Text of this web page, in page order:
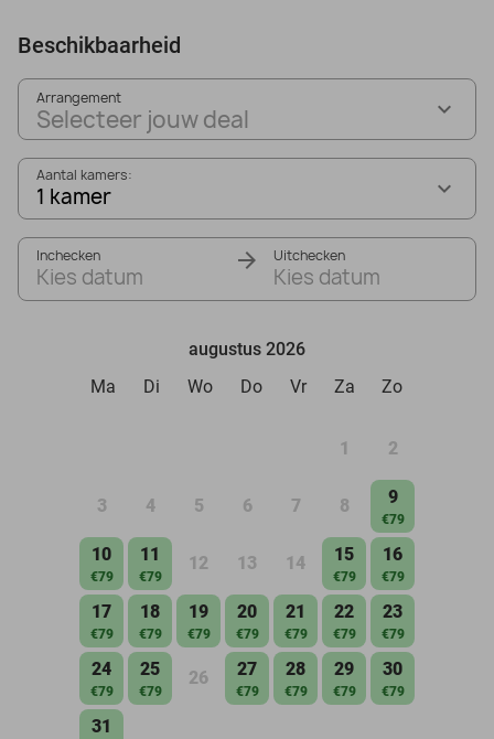
Beschikbaarheid
Arrangement
Selecteer jouw deal
Aantal kamers:
1 kamer
Inchecken
Kies datum
Uitchecken
Kies datum
augustus 2026
Ma
Di Wo Do Vr Za Zo
1 2
3 4 5 6 7 8 9
€79
10
€79
11
€79
12 13 14 15
€79
16
€79
17
€79
18
€79
19
€79
20
€79
21
€79
22
€79
23
€79
24
€79
25
€79
26 27
€79
28
€79
29
€79
30
€79
31